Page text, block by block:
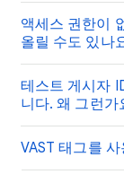
액세스 권한이
올릴 수도 있나
테스트 게시자
니다. 왜 그런가
VAST 태그를